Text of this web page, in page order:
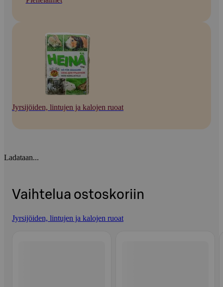
Jyrsijöiden, lintujen ja kalojen ruoat
Ladataan...
Vaihtelua ostoskoriin
Jyrsijöiden, lintujen ja kalojen ruoat